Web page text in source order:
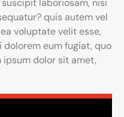
laboriosam, nisi
quis autem vel
voluptate velit esse,
dolorem eum fugiat, quo
dolor sit amet,